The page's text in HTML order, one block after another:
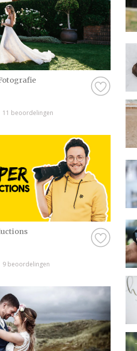
extra te versterken.
waarbij spontane
Dankzij meerdere
dronebeelden worden
maar ook de kleine
onvergetelijk maken.
Zoek je een
naar een blijvende
deze pagina een
11 beoordelingen
9 beoordelingen